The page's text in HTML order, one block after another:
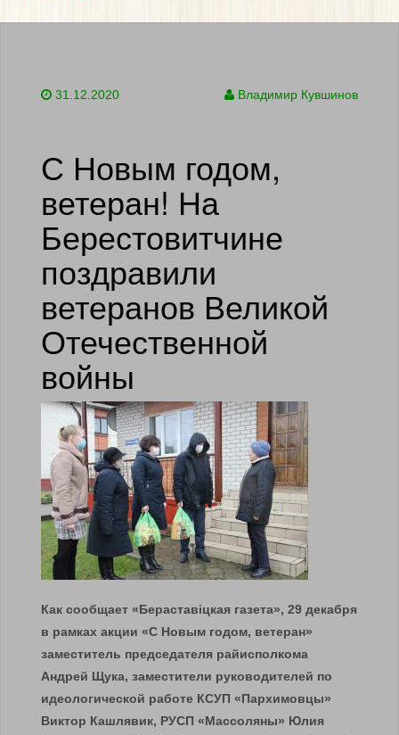
31.12.2020 Владимир Кувшинов
С Новым годом,
ветеран! На
Берестовитчине
поздравили
ветеранов Великой
Отечественной
войны
Как сообщает «Бераставiцкая газета», 29 декабря
в рамках акции «С Новым годом, ветеран»
заместитель председателя райисполкома
Андрей Щука, заместители руководителей по
идеологической работе КСУП «Пархимовцы»
Виктор Кашлявик, РУСП «Массоляны» Юлия